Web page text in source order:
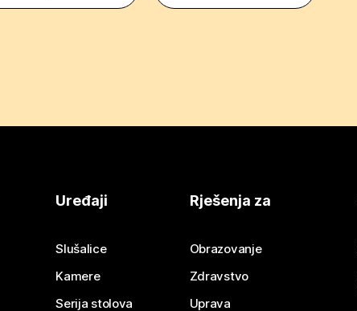
Uređaji
Slušalice
Kamere
Serija stolova
Rješenja za
Obrazovanje
Zdravstvo
Uprava